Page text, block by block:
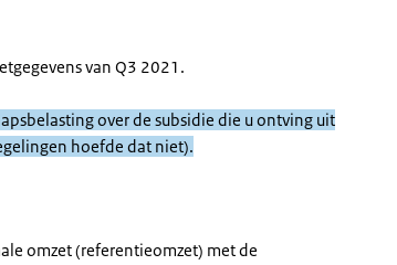
van Q3 2021.
over de subsidie die u ontving uit
hoefde dat niet).
omzet (referentieomzet) met de